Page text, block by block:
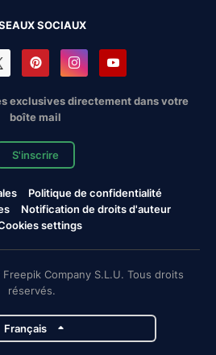
SOCIAUX
exclusives directement dans votre
boîte mail
S'inscrire
Politique de confidentialité
Notification de droits d'auteur
settings
Company S.L.U. Tous droits
réservés.
Français